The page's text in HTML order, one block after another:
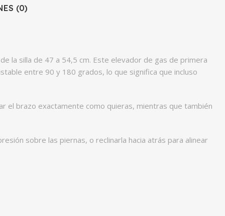
(0)
la silla de 47 a 54,5 cm. Este elevador de gas de primera
entre 90 y 180 grados, lo que significa que incluso
el brazo exactamente como quieras, mientras que también
sobre las piernas, o reclinarla hacia atrás para alinear